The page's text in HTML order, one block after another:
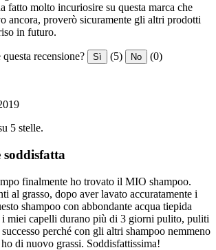
fatto molto incuriosire su questa marca che
ancora, proverò sicuramente gli altri prodotti
in futuro.
recensione? Sì (5) No (0)
5 stelle.
soddisfatta
finalmente ho trovato il MIO shampoo.
al grasso, dopo aver lavato accuratamente i
shampoo con abbondante acqua tiepida
i miei capelli durano più di 3 giorni pulito, puliti
perché con gli altri shampoo nemmeno
di nuovo grassi. Soddisfattissima!